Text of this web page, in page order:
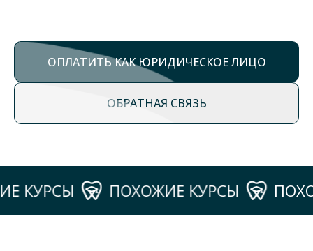
ОПЛАТИТЬ КАК ЮРИДИЧЕСКОЕ ЛИЦО
ОБРАТНАЯ СВЯЗЬ
ПОХОЖИЕ КУРСЫ ПОХОЖИЕ